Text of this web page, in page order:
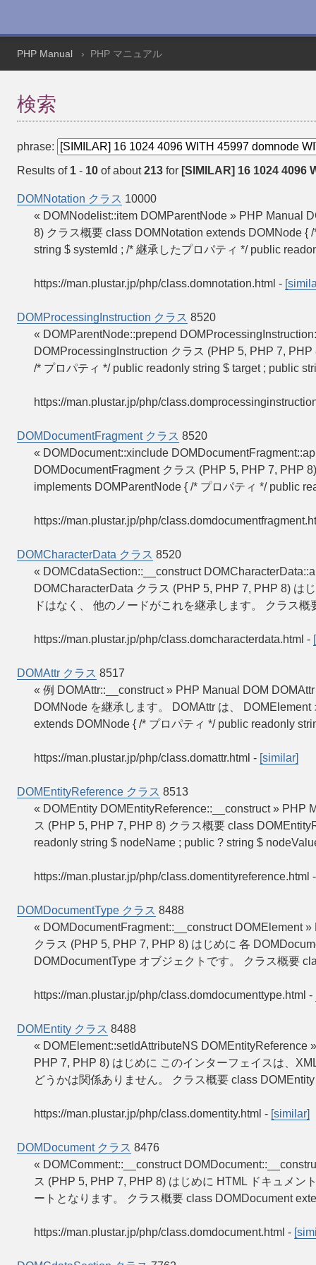
PHP Manual PHP マニュアル
検索
phrase:
Results of 1 - 10 of about213 for [SIMILAR] 16 1024 4096
DOMNotation クラス 10000
« DOMNodelist::item DOMParentNode » PHP Manual
8) クラス概要 class DOMNotation extends DOMNode
string $ systemId ; /* 継承したプロパティ */ public
https://man.plustar.jp/php/class.domnotation.html -
DOMProcessingInstruction クラス 8520
« DOMParentNode::prepend
DOMProcessingInstruction クラス (PHP 5, PHP 7,
/* プロパティ */ public readonly string $ target ; public
https://man.plustar.jp/php/
DOMDocumentFragment クラス 8520
« DOMDocument::xinclude
DOMDocumentFragment クラス (PHP 5, PHP 7, PHP
implements DOMParentNode { /* プロパティ */ public
https://man.plustar.jp/php/
DOMCharacterData クラス 8520
« DOMCdataSection::__construct
DOMCharacterData クラス (PHP 5, PHP 7, PHP 8) は
ドはなく、 他のノードがこれを継承します。 クラス
https://man.plustar.jp/php/class.domcharacterdata.html -
DOMAttr クラス 8517
« 例 DOMAttr::__construct » PHP Manual DOM
DOMNode を継承します。 DOMAttr は、
extends DOMNode { /* プロパティ */ public readonly
https://man.plustar.jp/php/class.domattr.html - [similar]
DOMEntityReference クラス 8513
« DOMEntity DOMEntityReference::__construct » PHP
ス (PHP 5, PHP 7, PHP 8) クラス概要 class
readonly string $ nodeName ; public ? string $
https://man.plustar.jp/php/class.domentityreference.html
DOMDocumentType クラス 8488
« DOMDocumentFragment::__construct DOMElement
クラス (PHP 5, PHP 7, PHP 8) はじめに 各
DOMDocumentType オブジェクトです。 クラス概要
https://man.plustar.jp/php/class.domdocumenttype.html -
DOMEntity クラス 8488
« DOMElement::setIdAttributeNS DOMEntityReference
PHP 7, PHP 8) はじめに このインターフェイスは、
どうかは関係ありません。 クラス概要 class
https://man.plustar.jp/php/class.domentity.html - [similar]
DOMDocument クラス 8476
« DOMComment::__construct
ス (PHP 5, PHP 7, PHP 8) はじめに HTML ドキュメン
ートとなります。 クラス概要 class DOMDocument
https://man.plustar.jp/php/class.domdocument.html -